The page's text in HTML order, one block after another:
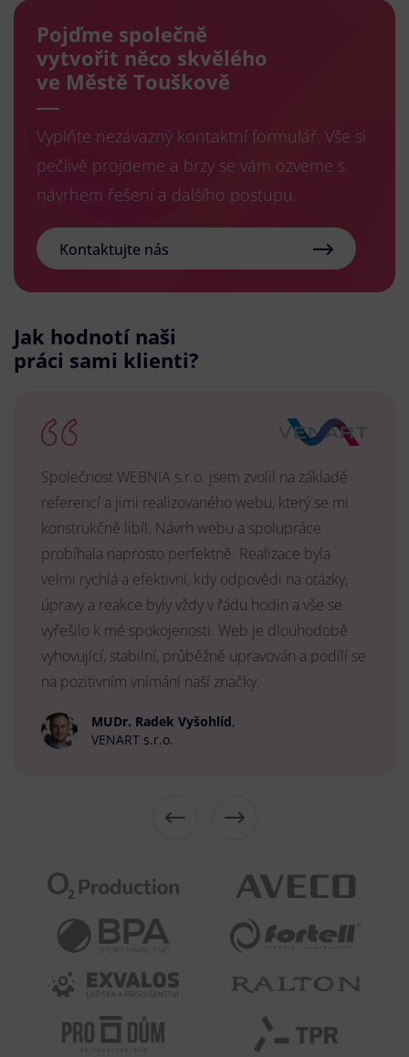
Pojďme společně
vytvořit něco skvělého
ve Městě Touškově
Vyplňte nezávazný kontaktní formulář. Vše si
pečlivě projdeme a brzy se vám ozveme s
návrhem řešení a dalšího postupu.
Kontaktujte nás
Jak hodnotí naši
práci sami klienti?
Společnost WEBNIA s.r.o. jsem zvolil na základě
referencí a jimi realizovaného webu, který se mi
konstrukčně libíl. Návrh webu a spolupráce
probíhala naprosto perfektně. Realizace byla
velmi rychlá a efektivní, kdy odpovědi na otázky,
úpravy a reakce byly vždy v řádu hodin a vše se
vyřešilo k mé spokojenosti. Web je dlouhodobě
vyhovující, stabilní, průběžně upravován a podílí se
na pozitivním vnímání naší značky.
MUDr. Radek Vyšohlíd,
VENART s.r.o.